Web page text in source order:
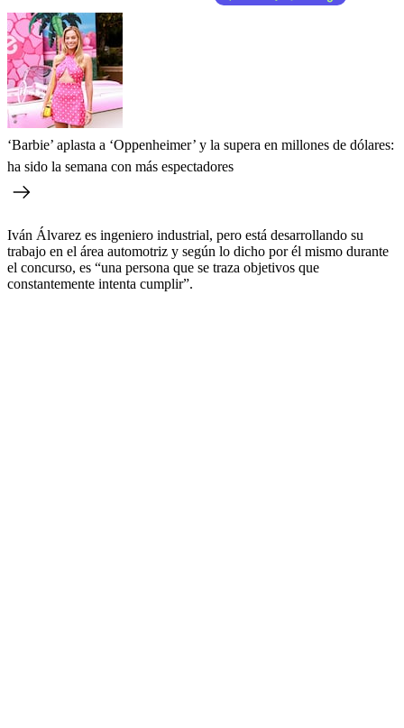
‘Barbie’ aplasta a ‘Oppenheimer’ y la supera en millones de dólares:
ha sido la semana con más espectadores
Iván Álvarez es ingeniero industrial, pero está desarrollando su
trabajo en el área automotriz y según lo dicho por él mismo durante
el concurso, es “una persona que se traza objetivos que
constantemente intenta cumplir”.